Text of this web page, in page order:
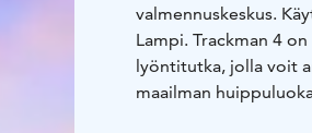
valmennuskeskus.
Lampi. Trackman 4
lyöntitutka, jolla voit
maailman